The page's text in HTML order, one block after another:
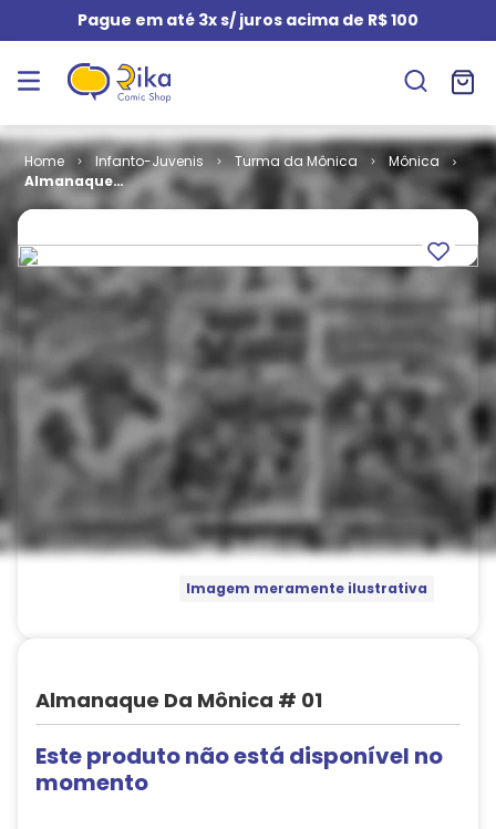
Pague em até 3x s/ juros acima de R$ 100
Infanto-Juvenis Turma da Mônica
Mônica
Almanaque
da Mônica #
Imagem meramente ilustrativa
Almanaque Da Mônica # 01
Este produto não está disponível no
momento